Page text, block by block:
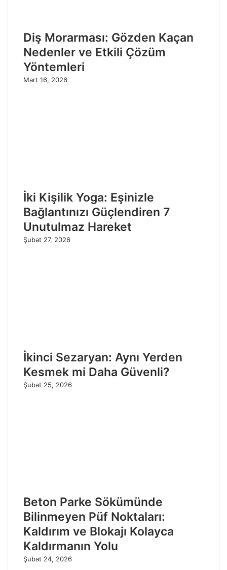
Diş Morarması: Gözden Kaçan
Nedenler ve Etkili Çözüm
Yöntemleri
Mart 16, 2026
İki Kişilik Yoga: Eşinizle
Bağlantınızı Güçlendiren 7
Unutulmaz Hareket
Şubat 27, 2026
İkinci Sezaryan: Aynı Yerden
Kesmek mi Daha Güvenli?
Şubat 25, 2026
Beton Parke Sökümünde
Bilinmeyen Püf Noktaları:
Kaldırım ve Blokajı Kolayca
Kaldırmanın Yolu
Şubat 24, 2026